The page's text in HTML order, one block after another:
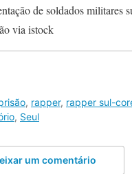
de soldados militares
via istock
, rapper, rapper sul-
, Seul
um comentário